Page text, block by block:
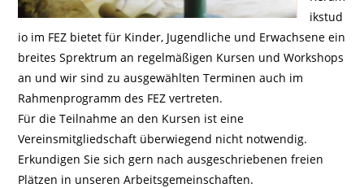
ikstud
io im FEZ bietet für Kinder, Jugendliche und Erwachsene ein
breites Sprektrum an regelmäßigen Kursen und Workshops
an und wir sind zu ausgewählten Terminen auch im
Rahmenprogramm des FEZ vertreten.
Für die Teilnahme an den Kursen ist eine
Vereinsmitgliedschaft überwiegend nicht notwendig.
Erkundigen Sie sich gern nach ausgeschriebenen freien
Plätzen in unseren Arbeitsgemeinschaften.